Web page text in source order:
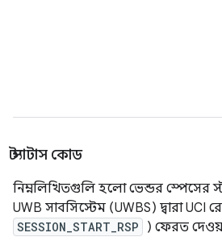
স্ট্যাটাস কোড
নিম্নলিখিতগুলি হলো ভেন্ডর স্পেসের
UWB সাবসিস্টেম (UWBS) দ্বারা UCI
SESSION_START_RSP ) ফেরত